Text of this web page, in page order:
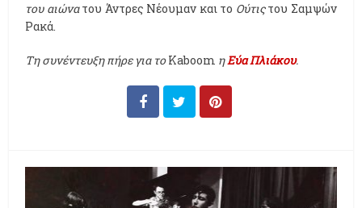
του αιώνατου Άντρες Νέουμαν και το Ούτιςτου Σαμψών
Ρακά.
Τη συνέντευξη πήρε για τοKaboom ηΕύαΠλιάκου.